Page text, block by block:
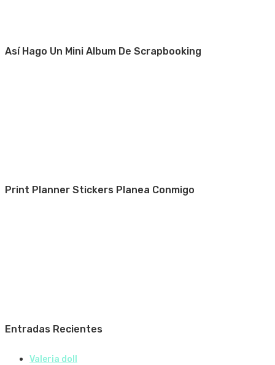
Así Hago Un Mini Album De Scrapbooking
Print Planner Stickers Planea Conmigo
Entradas Recientes
Valeria doll